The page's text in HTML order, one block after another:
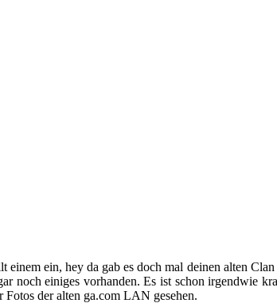
ein, hey da gab es doch mal deinen alten
noch einiges vorhanden. Es ist schon irgendwie
Fotos der alten ga.com LAN gesehen.